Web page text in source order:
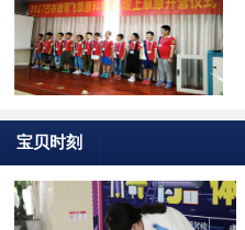
宝贝时刻